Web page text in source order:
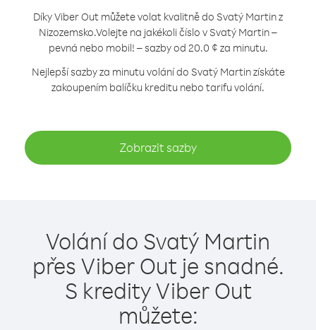
Díky Viber Out můžete volat kvalitně do Svatý Martin z
Nizozemsko.Volejte na jakékoli číslo v Svatý Martin –
pevná nebo mobil! – sazby od 20.0 ¢ za minutu.
Nejlepší sazby za minutu volání do Svatý Martin získáte
zakoupením balíčku kreditu nebo tarifu volání.
Zobrazit sazby
Volání do Svatý Martin
přes Viber Out je snadné.
S kredity Viber Out
můžete: